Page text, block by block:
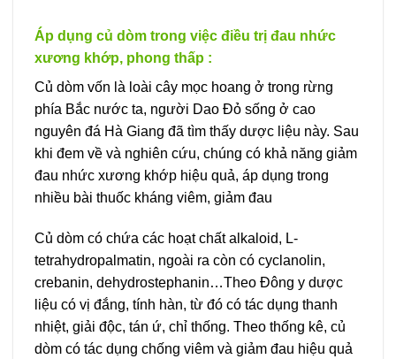
Áp dụng củ dòm trong việc điều trị đau nhức
xương khớp, phong thấp :
Củ dòm vốn là loài cây mọc hoang ở trong rừng
phía Bắc nước ta, người Dao Đỏ sống ở cao
nguyên đá Hà Giang đã tìm thấy dược liệu này. Sau
khi đem về và nghiên cứu, chúng có khả năng giảm
đau nhức xương khớp hiệu quả, áp dụng trong
nhiều bài thuốc kháng viêm, giảm đau
Củ dòm có chứa các hoạt chất alkaloid, L-
tetrahydropalmatin, ngoài ra còn có cyclanolin,
crebanin, dehydrostephanin…Theo Đông y dược
liệu có vị đắng, tính hàn, từ đó có tác dụng thanh
nhiệt, giải độc, tán ứ, chỉ thống. Theo thống kê, củ
dòm có tác dụng chống viêm và giảm đau hiệu quả